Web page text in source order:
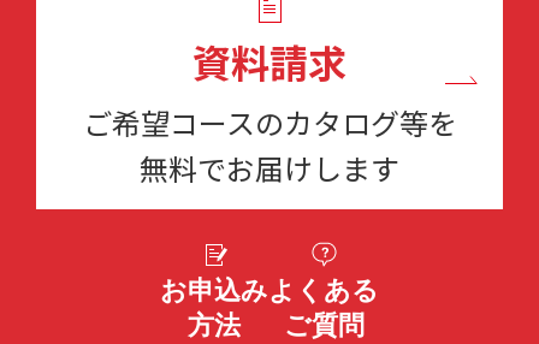
資料請求
ご希望コースのカタログ等を
無料でお届けします
お申込み
方法
よくある
ご質問